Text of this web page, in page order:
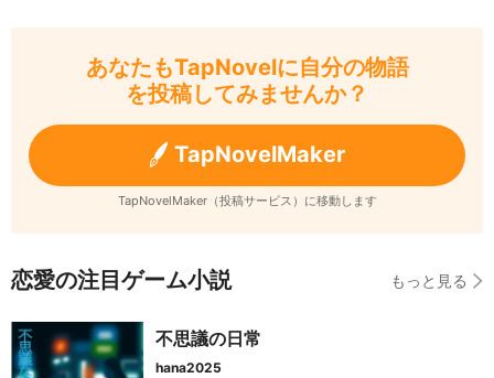
あなたもTapNovelに自分の物語
を投稿してみませんか？
TapNovelMaker
TapNovelMaker（投稿サービス）に移動します
恋愛の注目ゲーム小説 もっと見る
不思議の日常
hana2025